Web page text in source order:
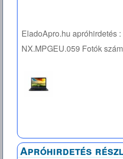
EladoApro.hu apróhirdetés :
NX.MPGEU.059 Fotók
Apróhirdetés